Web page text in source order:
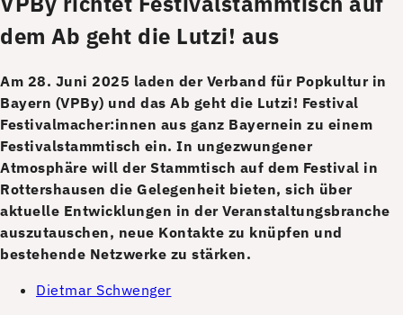
dem Ab geht die Lutzi! aus
Am 28. Juni 2025 laden der Verband für Popkultur in
Bayern (VPBy) und das Ab geht die Lutzi! Festival
Festivalmacher:innen aus ganz Bayernein zu einem
Festivalstammtisch ein. In ungezwungener
Atmosphäre will der Stammtisch auf dem Festival in
Rottershausen die Gelegenheit bieten, sich über
aktuelle Entwicklungen in der Veranstaltungsbranche
auszutauschen, neue Kontakte zu knüpfen und
bestehende Netzwerke zu stärken.
Dietmar Schwenger